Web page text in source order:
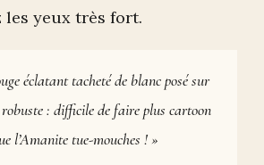
les yeux très fort.
éclatant tacheté de blanc posé sur
: difficile de faire plus cartoon
l’Amanite tue-mouches ! »